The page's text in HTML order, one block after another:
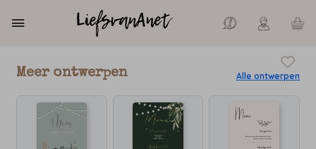
Meer ontwerpen Alle ontwerpen